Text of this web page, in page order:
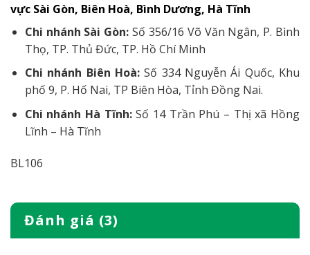
vực Sài Gòn, Biên Hoà, Bình Dương, Hà Tĩnh
Chi nhánh Sài Gòn:Số 356/16 Võ Văn Ngân, P. Bình
Thọ, TP. Thủ Đức, TP. Hồ Chí Minh
Chi nhánh Biên Hoà:Số 334 Nguyễn Ái Quốc, Khu
phố 9, P. Hố Nai, TP Biên Hòa, Tỉnh Đồng Nai.
Chi nhánh Hà Tĩnh:Số 14 Trần Phú – Thị xã Hồng
Lĩnh – Hà Tĩnh
BL106
Đánh giá (3)